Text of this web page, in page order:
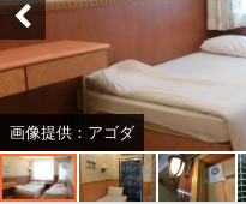
画像提供：アゴダ